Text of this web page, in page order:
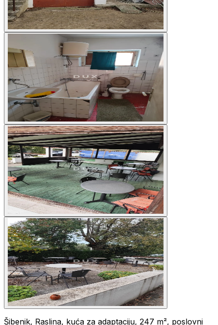
Šibenik, Raslina, kuća za adaptaciju, 247 m², poslovni